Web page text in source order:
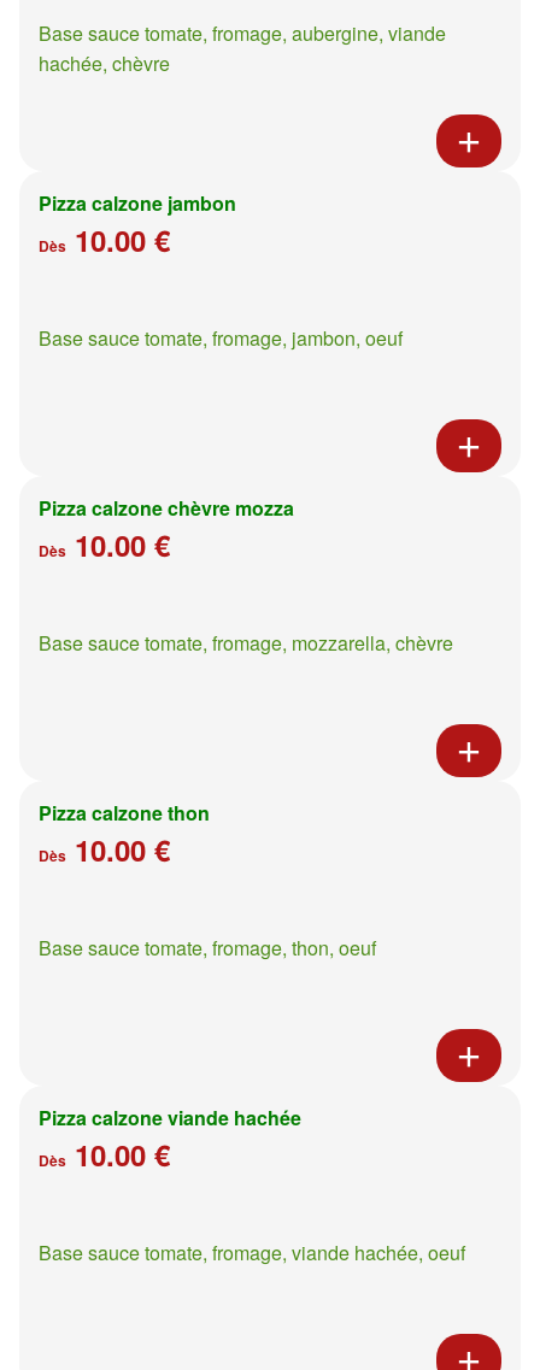
Base sauce tomate, fromage, aubergine, viande
hachée, chèvre
Pizza calzone jambon
Dès 10.00 €
Base sauce tomate, fromage, jambon, oeuf
Pizza calzone chèvre mozza
Dès 10.00 €
Base sauce tomate, fromage, mozzarella, chèvre
Pizza calzone thon
Dès 10.00 €
Base sauce tomate, fromage, thon, oeuf
Pizza calzone viande hachée
Dès 10.00 €
Base sauce tomate, fromage, viande hachée, oeuf